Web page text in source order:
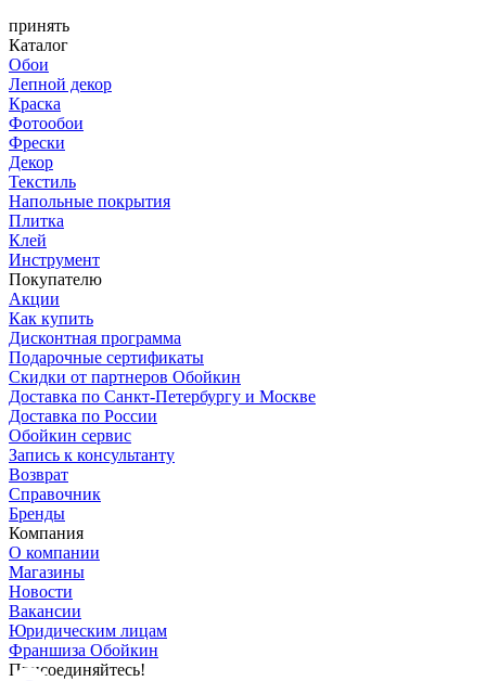
принять
Каталог
Обои
Лепной декор
Краска
Фотообои
Фрески
Декор
Текстиль
Напольные покрытия
Плитка
Клей
Инструмент
Покупателю
Акции
Как купить
Дисконтная программа
Подарочные сертификаты
Скидки от партнеров Обойкин
Доставка по Санкт-Петербургу и Москве
Доставка по России
Обойкин сервис
Запись к консультанту
Возврат
Справочник
Бренды
Компания
О компании
Магазины
Новости
Вакансии
Юридическим лицам
Франшиза Обойкин
Присоединяйтесь!